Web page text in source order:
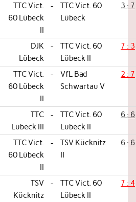
TTC Vict.
60 Lübeck
II
-
TTC Vict. 60
Lübeck
3 : 7
DJK
Lübeck
-
TTC Vict. 60
Lübeck II
7 : 3
TTC Vict.
60 Lübeck
II
-
VfL Bad
Schwartau V
2 : 7
TTC
Lübeck III
-
TTC Vict. 60
Lübeck II
6 : 6
TTC Vict.
60 Lübeck
II
-
TSV Kücknitz
II
6 : 6
TSV
Kücknitz
-
TTC Vict. 60
Lübeck II
7 : 4